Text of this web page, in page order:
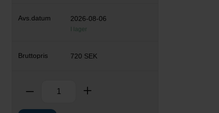
2026-08-06
I lager
720 SEK
Ta bort